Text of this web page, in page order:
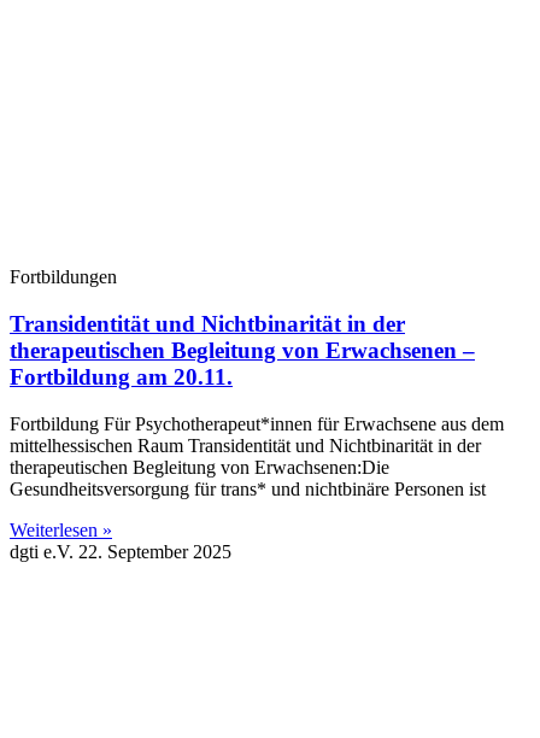
Fortbildungen
Transidentität und Nichtbinarität in der
therapeutischen Begleitung von Erwachsenen –
Fortbildung am 20.11.
Fortbildung Für Psychotherapeut*innen für Erwachsene aus dem
mittelhessischen Raum Transidentität und Nichtbinarität in der
therapeutischen Begleitung von Erwachsenen:Die
Gesundheitsversorgung für trans* und nichtbinäre Personen ist
Weiterlesen »
dgti e.V. 22. September 2025